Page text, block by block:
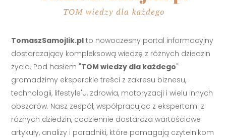
TomaszSamojlik.pl to nowoczesny portal informacyjny
dostarczający kompleksową wiedzę z różnych dziedzin
życia. Pod hasłem "TOM wiedzy dla każdego"
gromadzimy eksperckie treści z zakresu biznesu,
technologii, lifestyle'u, zdrowia, motoryzacji i wielu innych
obszarów. Nasz zespół, współpracując z ekspertami z
różnych dziedzin, codziennie dostarcza wartościowe
artykuły, analizy i poradniki, które pomagają czytelnikom